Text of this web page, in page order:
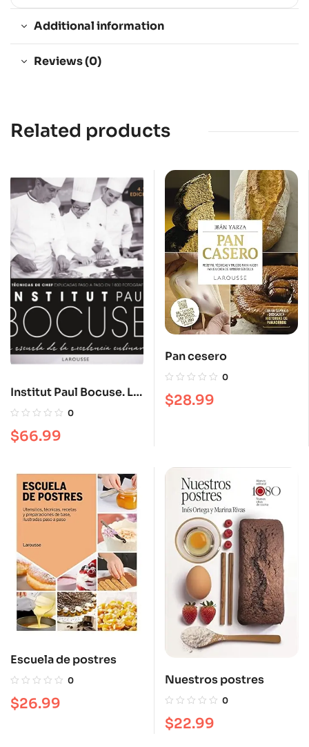
Additional information
Reviews (0)
Related products
Institut Paul Bocuse. La
escuela de la
0
$66.99
Pan cesero
0
$28.99
Escuela de postres
0
$26.99
Nuestros postres
0
$22.99